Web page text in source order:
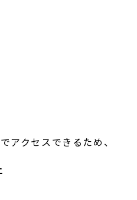
アクセスできるため、